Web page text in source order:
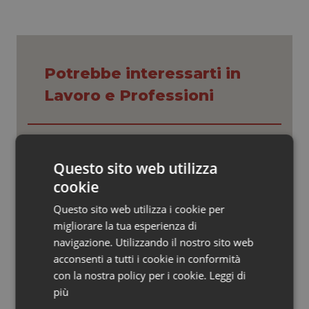
Veneto
Oncoematologia
Oncologia & Nutrizione
Quotidiano Chirurgia
Quotidiano Oncologia
Quotidiano Pediatria
Rene & patologie urogenitali
Potrebbe interessarti in
Lavoro e Professioni
approvazione dell’adeguamento
delle tariffe ospedaliere, così rinvio
rinnovo contratto sanità privata”
West Nile. Rete Izs: “Sorveglianza e
dati per evitare allarmismi. Italia
pronta”
Tracciabilità dei farmaci. Dal Ministero
Questo sito web utilizza
cookie
Questo sito web utilizza i cookie per
migliorare la tua esperienza di
navigazione. Utilizzando il nostro sito web
acconsenti a tutti i cookie in conformità
con la nostra policy per i cookie. Leggi di
più